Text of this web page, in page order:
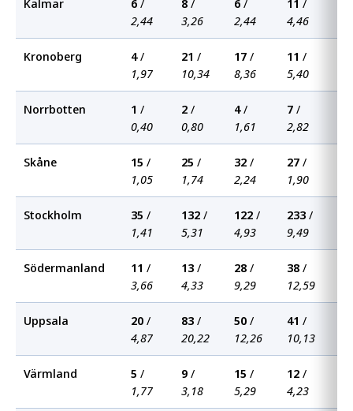
Kalmar 6 /
2,44
8 /
3,26
6 /
2,44
11 /
4,46
Kronoberg 4/
1,97
21 /
10,34
17 /
8,36
11 /
5,40
Norrbotten 1 /
0,40
2 /
0,80
4/
1,61
7 /
2,82
Skåne 15 /
1,05
25 /
1,74
32 /
2,24
27 /
1,90
Stockholm 35 /
1,41
132 /
5,31
122 /
4,93
233 /
9,49
Södermanland 11 /
3,66
13 /
4,33
28 /
9,29
38 /
12,59
Uppsala 20 /
4,87
83 /
20,22
50 /
12,26
41 /
10,13
Värmland 5 /
1,77
9 /
3,18
15 /
5,29
12 /
4,23